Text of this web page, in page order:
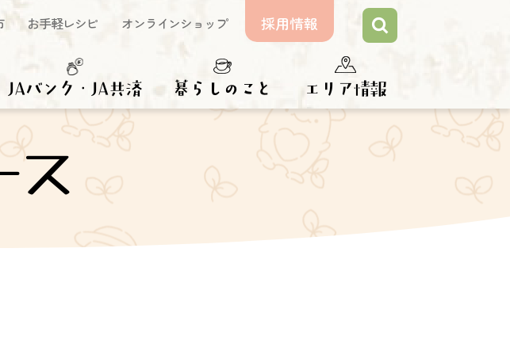
お手軽レシピ オンラインショップ 採用情報
JAバンク・JA共済 らしのこと エリア情報
ス